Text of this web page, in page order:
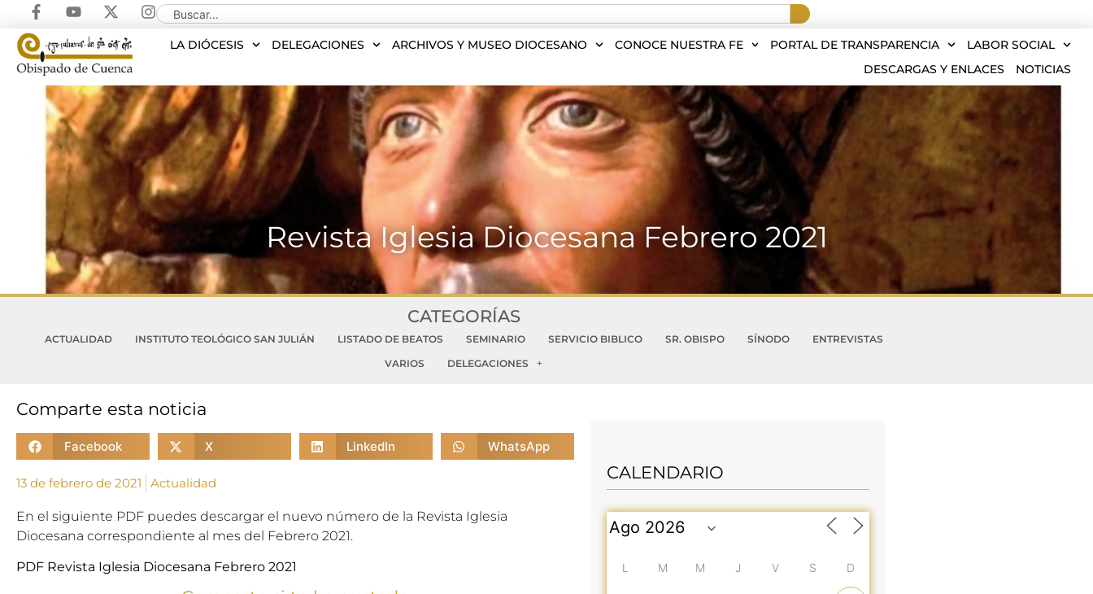
LA DIÓCESIS DELEGACIONES ARCHIVOS Y MUSEO DIOCESANO CONOCE NUESTRA FE PORTAL DE TRANSPARENCIA
LABOR SOCIAL
DESCARGAS Y ENLACES
NOTICIAS
Revista Iglesia Diocesana Febrero 2021
CATEGORÍAS
ACTUALIDAD INSTITUTO TEOLÓGICO SAN JULIÁN LISTADO DE BEATOS SEMINARIO SERVICIO BIBLICO SR. OBISPO SÍNODO
ENTREVISTAS
VARIOS
DELEGACIONES
Comparte esta noticia
Facebook X LinkedIn WhatsApp
13 de febrero de 2021 Actualidad
En el siguiente PDF puedes descargar el nuevo número de la Revista Iglesia
Diocesana correspondiente al mes del Febrero 2021.
PDF Revista Iglesia Diocesana Febrero 2021
CALENDARIO
L M M J V S D